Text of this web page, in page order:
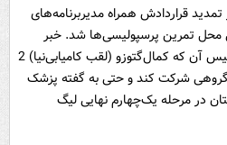
تمدید قراردادش همراه مدیربرنامه‌های
محل تمرین پرسپولیسی‌ها شد. خبر
خوش دیگر برای هواداران پرسپولیس آن که کمال‌‌گتوزو (لقب کامیابی‌نیا) 2
گروهی شرکت کند و حتی به گفته پزشک
در مرحله یک‌چهارم نهایی لیگ